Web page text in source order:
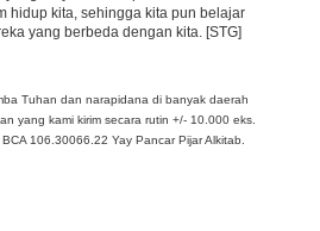
hidup kita, sehingga kita pun belajar
yang berbeda dengan kita. [STG]
Tuhan dan narapidana di banyak daerah
yang kami kirim secara rutin +/- 10.000 eks.
106.30066.22 Yay Pancar Pijar Alkitab.